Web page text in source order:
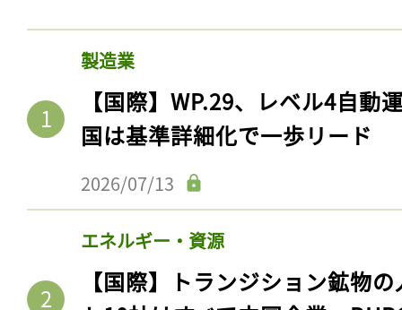
製造業
【国際】WP.29、レベル4自動
国は基準詳細化で一歩リード
2026/07/13
エネルギー・資源
【国際】トランジション鉱物